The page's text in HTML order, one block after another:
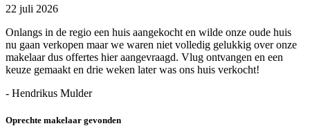
22 juli 2026
Onlangs in de regio een huis aangekocht en wilde onze oude huis
nu gaan verkopen maar we waren niet volledig gelukkig over onze
makelaar dus offertes hier aangevraagd. Vlug ontvangen en een
keuze gemaakt en drie weken later was ons huis verkocht!
- Hendrikus Mulder
Oprechte makelaar gevonden